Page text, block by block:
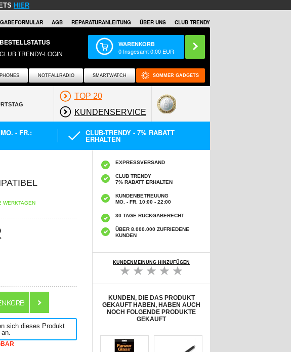
HIER
AGB REPARATURANLEITUNG ÜBER UNS CLUB TRENDY
BESTELLSTATUS
CLUB TRENDY-LOGIN
WARENKORB
0 Insgesamt0,00 EUR
NOTFALLRADIO SMARTWATCH SOMMER GADGETS
TOP 20
KUNDENSERVICE
- FR.: CLUB-TRENDY - 7% RABATT
ERHALTEN
WERKTAGEN
sich dieses Produkt
an.
EXPRESSVERSAND
CLUB TRENDY
7% RABATT ERHALTEN
KUNDENBETREUUNG
MO. - FR. 10:00 - 22:00
30 TAGE RÜCKGABERECHT
ÜBER 8.000.000 ZUFRIEDENE
KUNDEN
KUNDENMEINUNG HINZUFÜGEN
KUNDEN, DIE DAS PRODUKT
GEKAUFT HABEN, HABEN AUCH
NOCH FOLGENDE PRODUKTE
GEKAUFT